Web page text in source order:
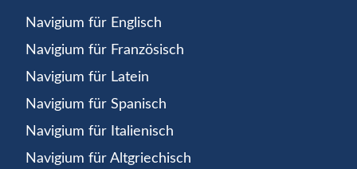
Navigium für Englisch
Navigium für Französisch
Navigium für Latein
Navigium für Spanisch
Navigium für Italienisch
Navigium für Altgriechisch